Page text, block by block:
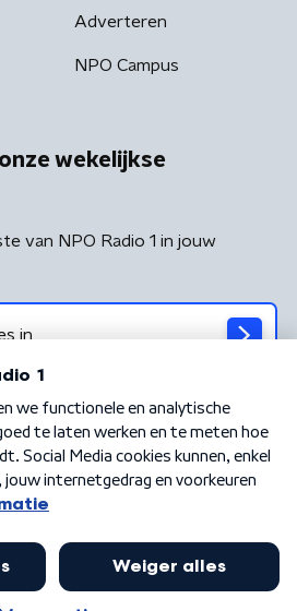
Adverteren
NPO Campus
wekelijkse
van NPO Radio 1 in jouw